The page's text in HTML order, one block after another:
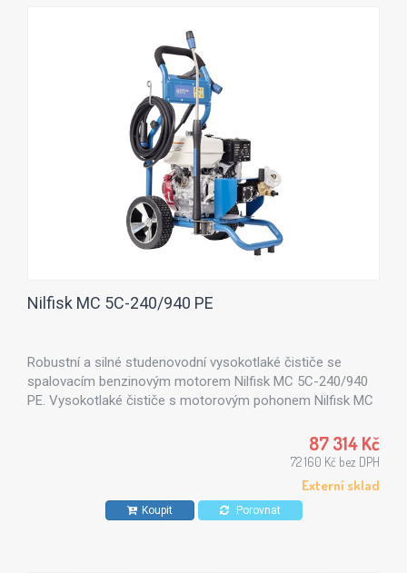
Nilfisk MC 5C-240/940 PE
Robustní a silné studenovodní vysokotlaké čističe se
spalovacím benzinovým motorem Nilfisk MC 5C-240/940
PE. Vysokotlaké čističe s motorovým pohonem Nilfisk MC
87 314 Kč
72 160 Kč bez DPH
Externí sklad
Koupit Porovnat